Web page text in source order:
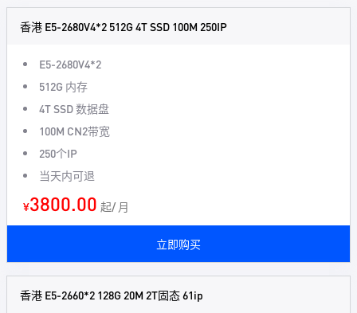
香港 E5-2680V4*2 512G 4T SSD 100M 250IP
E5-2680V4*2
512G 内存
4T SSD 数据盘
100M CN2带宽
250个IP
当天内可退
¥3800.00 起/ 月
立即购买
香港 E5-2660*2 128G 20M 2T固态 61ip